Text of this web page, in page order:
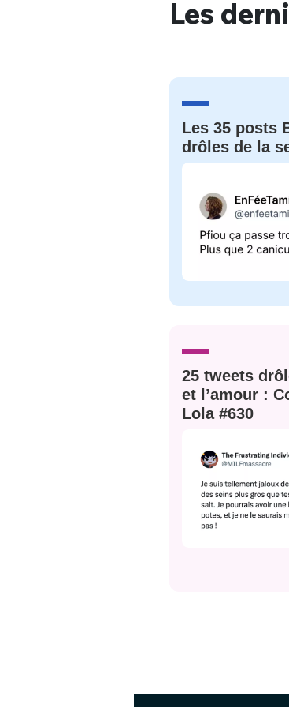
Les
Les 35 posts
drôles de la
25 tweets
et l’amour :
Lola #630